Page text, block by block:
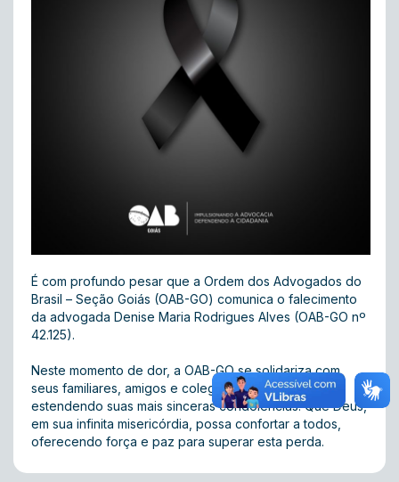
É com profundo pesar que a Ordem dos Advogados do
Brasil – Seção Goiás (OAB-GO) comunica o falecimento
da advogada Denise Maria Rodrigues Alves (OAB-GO nº
42.125).
Neste momento de dor, a OAB-GO se solidariza com
seus familiares, amigos e colegas de profissão,
estendendo suas mais sinceras condolências. Que Deus,
em sua infinita misericórdia, possa confortar a todos,
oferecendo força e paz para superar esta perda.